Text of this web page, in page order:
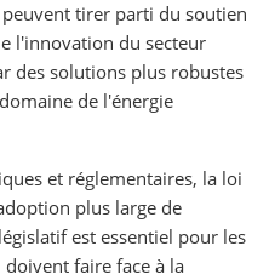
tirer parti du soutien
l'innovation du secteur
des solutions plus robustes
de l'énergie
et réglementaires, la loi
plus large de
est essentiel pour les
faire face à la